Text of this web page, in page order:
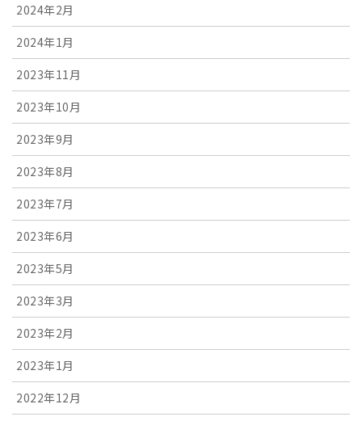
2024年2月
2024年1月
2023年11月
2023年10月
2023年9月
2023年8月
2023年7月
2023年6月
2023年5月
2023年3月
2023年2月
2023年1月
2022年12月